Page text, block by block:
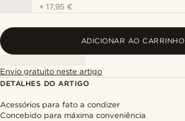
+17,95 €
ADICIONAR AO CARRINHO
Envio gratuito neste artigo
DETALHES DO ARTIGO
Acessórios para fato a condizer
Concebido para máxima conveniência